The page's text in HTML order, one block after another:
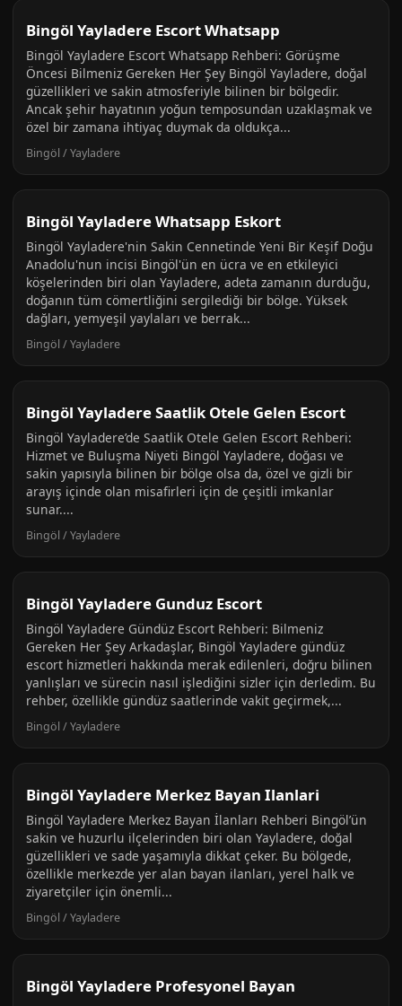
Bingöl Yayladere Escort Whatsapp
Bingöl Yayladere Escort Whatsapp Rehberi: Görüşme
Öncesi Bilmeniz Gereken Her Şey Bingöl Yayladere, doğal
güzellikleri ve sakin atmosferiyle bilinen bir bölgedir.
Ancak şehir hayatının yoğun temposundan uzaklaşmak ve
özel bir zamana ihtiyaç duymak da oldukça...
Bingöl / Yayladere
Bingöl Yayladere Whatsapp Eskort
Bingöl Yayladere'nin Sakin Cennetinde Yeni Bir Keşif Doğu
Anadolu'nun incisi Bingöl'ün en ücra ve en etkileyici
köşelerinden biri olan Yayladere, adeta zamanın durduğu,
doğanın tüm cömertliğini sergilediği bir bölge. Yüksek
dağları, yemyeşil yaylaları ve berrak...
Bingöl / Yayladere
Bingöl Yayladere Saatlik Otele Gelen Escort
Bingöl Yayladere’de Saatlik Otele Gelen Escort Rehberi:
Hizmet ve Buluşma Niyeti Bingöl Yayladere, doğası ve
sakin yapısıyla bilinen bir bölge olsa da, özel ve gizli bir
arayış içinde olan misafirleri için de çeşitli imkanlar
sunar....
Bingöl / Yayladere
Bingöl Yayladere Gunduz Escort
Bingöl Yayladere Gündüz Escort Rehberi: Bilmeniz
Gereken Her Şey Arkadaşlar, Bingöl Yayladere gündüz
escort hizmetleri hakkında merak edilenleri, doğru bilinen
yanlışları ve sürecin nasıl işlediğini sizler için derledim. Bu
rehber, özellikle gündüz saatlerinde vakit geçirmek,...
Bingöl / Yayladere
Bingöl Yayladere Merkez Bayan Ilanlari
Bingöl Yayladere Merkez Bayan İlanları Rehberi Bingöl’ün
sakin ve huzurlu ilçelerinden biri olan Yayladere, doğal
güzellikleri ve sade yaşamıyla dikkat çeker. Bu bölgede,
özellikle merkezde yer alan bayan ilanları, yerel halk ve
ziyaretçiler için önemli...
Bingöl / Yayladere
Bingöl Yayladere Profesyonel Bayan